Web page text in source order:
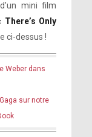
mini film
There’s Only
ci-dessus !
Weber dans
sur notre